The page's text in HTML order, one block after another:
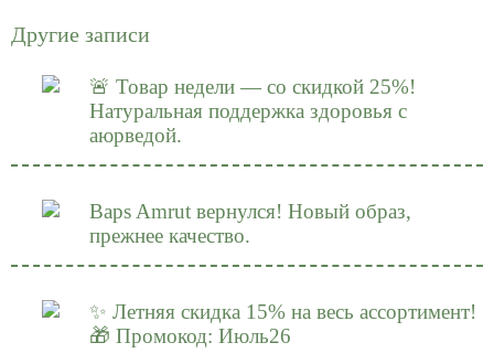
Другие записи
🚨 Товар недели — со скидкой 25%!
Натуральная поддержка здоровья с
аюрведой.
Baps Amrut вернулся! Новый образ,
прежнее качество.
✨ Летняя скидка 15% на весь ассортимент!
🎁 Промокод: Июль26